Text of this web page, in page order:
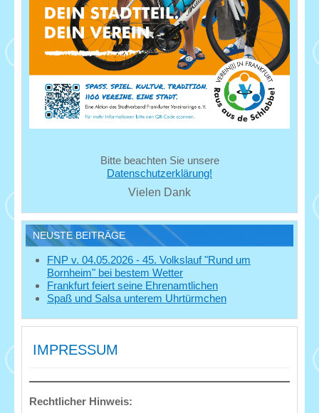
Bitte beachten Sie unsere
Datenschutzerklärung!
Vielen Dank
NEUSTE BEITRÄGE
FNP v. 04.05.2026 - 45. Volkslauf "Rund um
Bornheim" bei bestem Wetter
Frankfurt feiert seine Ehrenamtlichen
Spaß und Salsa unterem Uhrtürmchen
IMPRESSUM
Rechtlicher Hinweis: